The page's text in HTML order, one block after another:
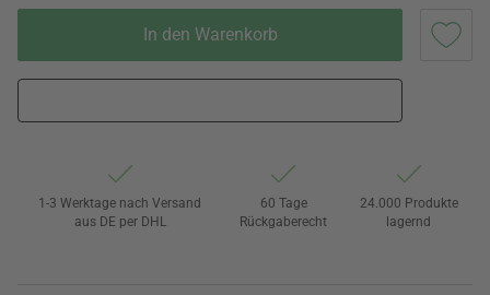
In den Warenkorb
1-3 Werktage nach Versand
aus DE per DHL
60 Tage
Rückgaberecht
24.000 Produkte
lagernd